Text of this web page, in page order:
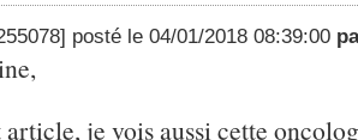
posté le 04/01/2018 08:39:00
je vois aussi cette